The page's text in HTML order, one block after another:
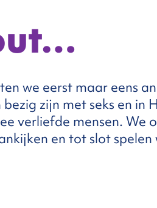
we eerst maar eens
zijn met seks en in
verliefde mensen. We
en tot slot spelen